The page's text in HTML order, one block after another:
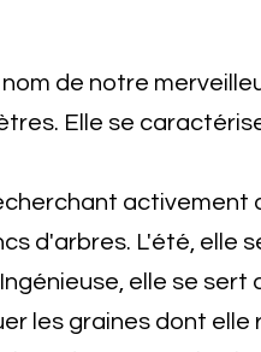
de notre
Elle se
activement
d'arbres. L'été, elle
elle se sert
les graines dont elle